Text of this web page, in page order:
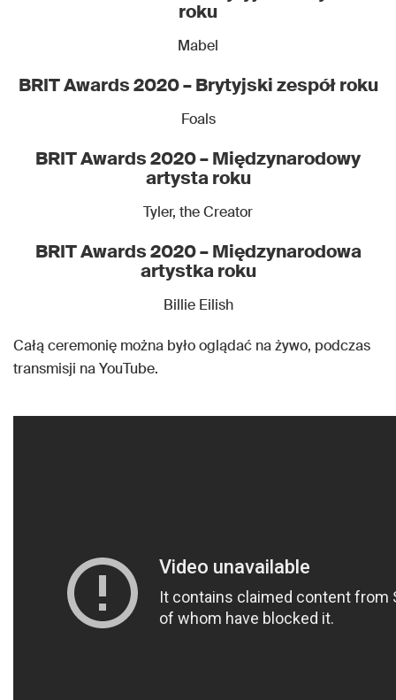
roku
Mabel
BRIT Awards 2020 – Brytyjski zespół roku
Foals
BRIT Awards 2020 – Międzynarodowy
artysta roku
Tyler, the Creator
BRIT Awards 2020 – Międzynarodowa
artystka roku
Billie Eilish
Całą ceremonię można było oglądać na żywo, podczas
transmisji na YouTube.